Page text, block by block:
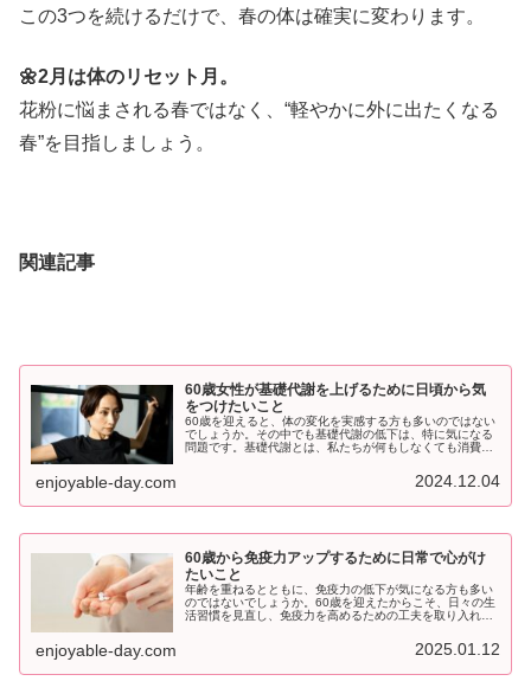
この3つを続けるだけで、春の体は確実に変わります。
🌼2月は体のリセット月。
花粉に悩まされる春ではなく、“軽やかに外に出たくなる
春”を目指しましょう。
関連記事
60歳女性が基礎代謝を上げるために日頃から気
をつけたいこと
60歳を迎えると、体の変化を実感する方も多いのではない
でしょうか。その中でも基礎代謝の低下は、特に気になる
問題です。基礎代謝とは、私たちが何もしなくても消費す
enjoyable-day.com 2024.12.04
60歳から免疫力アップするために日常で心がけ
たいこと
年齢を重ねるとともに、免疫力の低下が気になる方も多い
のではないでしょうか。60歳を迎えたからこそ、日々の生
活習慣を見直し、免疫力を高めるための工夫を取り入れる
enjoyable-day.com 2025.01.12